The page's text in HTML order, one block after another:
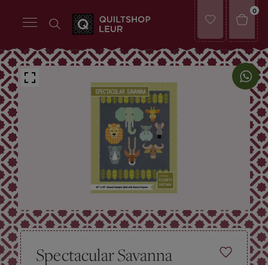
0
Spectacular Savanna